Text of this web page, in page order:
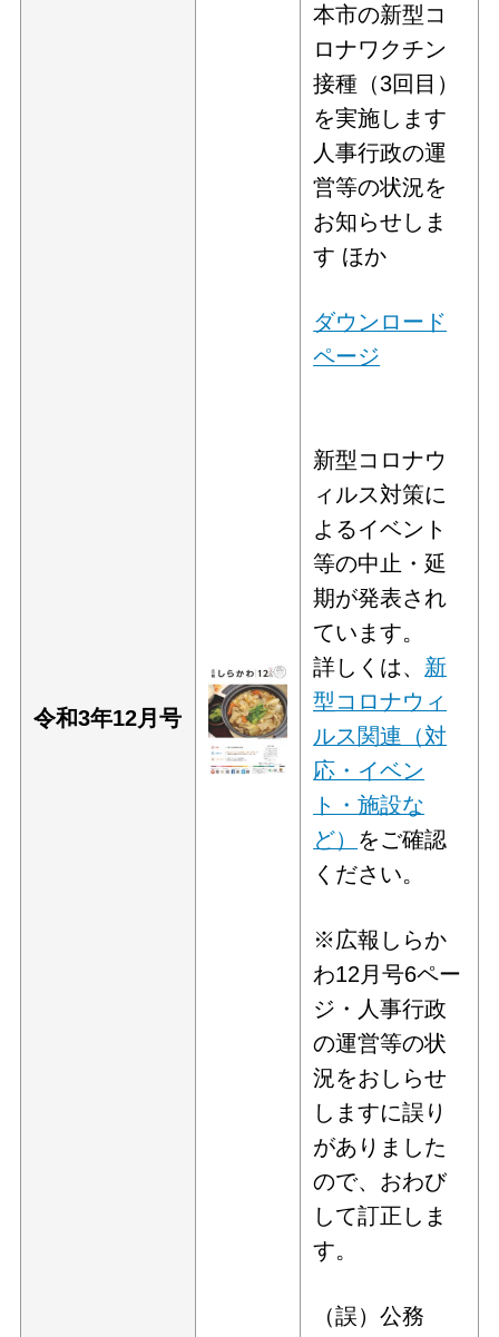
令和3年12月号
本市の新型コ
ロナワクチン
接種（3回目）
を実施します
人事行政の運
営等の状況を
お知らせしま
す ほか
ダウンロード
ページ
新型コロナウ
ィルス対策に
よるイベント
等の中止・延
期が発表され
ています。
詳しくは、 新
型コロナウィ
ルス関連（対
応・イベン
ト・施設な
ど） をご確認
ください。
※広報しらか
わ12月号6ペー
ジ・人事行政
の運営等の状
況をおしらせ
しますに誤り
がありました
ので、おわび
して訂正しま
す。
（誤）公務